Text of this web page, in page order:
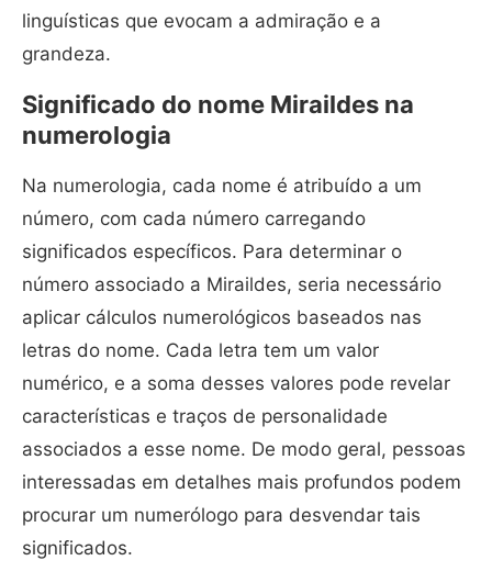
linguísticas que evocam a admiração e a
grandeza.
Significado do nome Miraildes na
numerologia
Na numerologia, cada nome é atribuído a um
número, com cada número carregando
significados específicos. Para determinar o
número associado a Miraildes, seria necessário
aplicar cálculos numerológicos baseados nas
letras do nome. Cada letra tem um valor
numérico, e a soma desses valores pode revelar
características e traços de personalidade
associados a esse nome. De modo geral, pessoas
interessadas em detalhes mais profundos podem
procurar um numerólogo para desvendar tais
significados.